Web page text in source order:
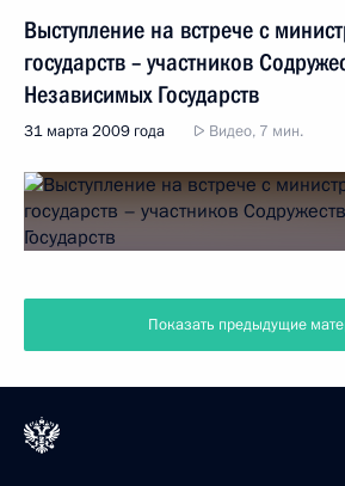
Выступление на встрече с
государств – участников
Независимых Государств
31 марта 2009 года Видео, 7 мин.
Показать предыдущие